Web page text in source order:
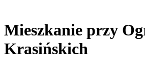
Mieszkanie przy
Krasińskich